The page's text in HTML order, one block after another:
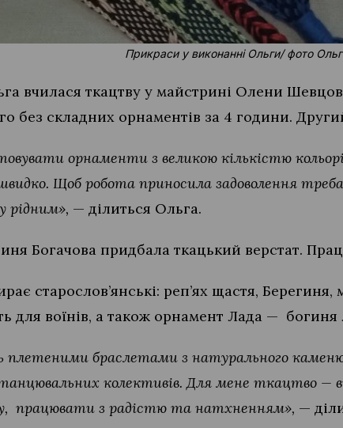
Прикраси у виконанні Ольги/ фото
вчилася ткацтву у майстрині Олени
без складних орнаментів за 4 години.
орнаменти з великою кількістю
Щоб робота приносила задоволення
рідним», — ділиться Ольга.
Богачова придбала ткацький верстат.
старослов’янські: реп’ях щастя, Берегиня,
для воїнів, а також орнамент Лада —
браслетами з натурального
колективів. Для мене ткацтво —
працювати з радістю та натхненням», —